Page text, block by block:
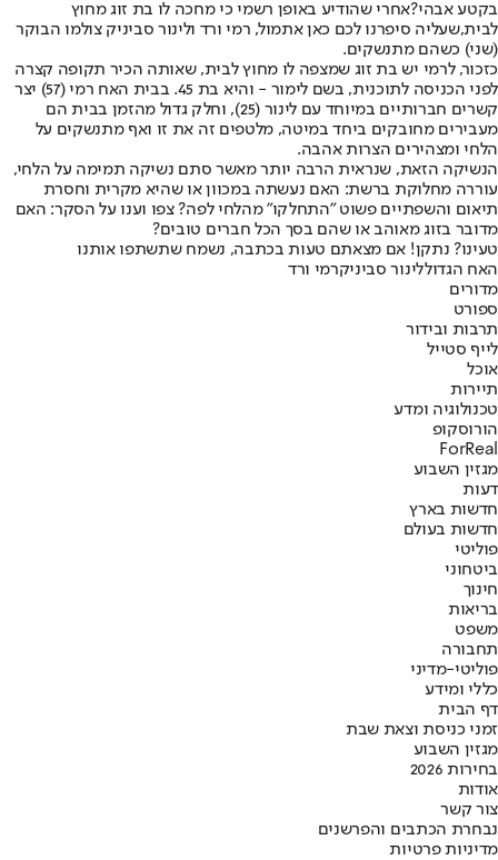
בקטע אבהי?אחרי שהודיע באופן רשמי כי מחכה לו בת זוג מחוץ
לבית,שעליה סיפרנו לכם כאן אתמול, רמי ורד ולינור סביניק צולמו הבוקר
(שני) כשהם מתנשקים.
כזכור, לרמי יש בת זוג שמצפה לו מחוץ לבית, שאותה הכיר תקופה קצרה
לפני הכניסה לתוכנית, בשם לימור - והיא בת 45. בבית האח רמי (57) יצר
קשרים חברותיים במיוחד עם לינור (25), וחלק גדול מהזמן בבית הם
מעבירים מחובקים ביחד במיטה, מלטפים זה את זו ואף מתנשקים על
הלחי ומצהירים הצרות אהבה.
הנשיקה הזאת, שנראית הרבה יותר מאשר סתם נשיקה תמימה על הלחי,
עוררה מחלוקת ברשת: האם נעשתה במכוון או שהיא מקרית וחסרת
תיאום והשפתיים פשוט "התחלקו" מהלחי לפה? צפו וענו על הסקר: האם
מדובר בזוג מאוהב או שהם בסך הכל חברים טובים?
טעינו? נתקן! אם מצאתם טעות בכתבה, נשמח שתשתפו אותנו
האח הגדוללינור סביניקרמי ורד
מדורים
ספורט
תרבות ובידור
לייף סטייל
אוכל
תיירות
טכנולוגיה ומדע
הורוסקופ
ForReal
מגזין השבוע
דעות
חדשות בארץ
חדשות בעולם
פוליטי
ביטחוני
חינוך
בריאות
משפט
תחבורה
פוליטי-מדיני
כללי ומידע
דף הבית
זמני כניסת וצאת שבת
מגזין השבוע
בחירות 2026
אודות
צור קשר
נבחרת הכתבים והפרשנים
מדיניות פרטיות